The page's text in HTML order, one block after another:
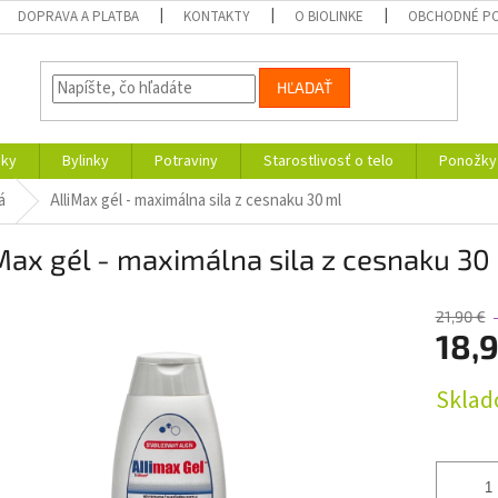
DOPRAVA A PLATBA KONTAKTY O BIOLINKE OBCHODNÉ
HĽADAŤ
Bylinky Potraviny Starostlivosť o telo Ponožky
AlliMax gél - maximálna sila z cesnaku 30 ml
gél - maximálna sila z cesnaku
21,90 €
cena: